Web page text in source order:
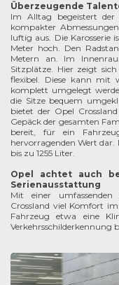
Überzeugende
Im Alltag begeistert der
kompakter
luftig aus. Die Karosserie
Meter hoch. Den
Metern an. Im
Sitzplätze. Hier zeigt
flexibel. Diese kann mit
komplett umgelegt
die Sitze bequem
bietet der Opel
Gepäck der gesamten
bereit, für ein
hervorragenden Wert
bis zu 1255 Liter.
Opel achtet auch
Serienausstattung
Mit einer
Crossland viel Komfort
Fahrzeug etwa eine
Verkehrsschilderkennung